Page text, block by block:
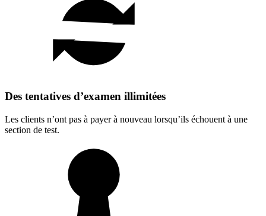
Des tentatives d’examen illimitées
Les clients n’ont pas à payer à nouveau lorsqu’ils échouent à une
section de test.